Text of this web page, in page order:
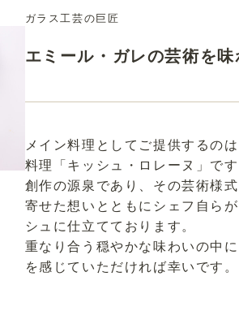
ガラス工芸の巨匠
エミール・ガレの芸術を
メイン料理としてご提供するの
料理「キッシュ・ロレーヌ」で
創作の源泉であり、その芸術様
寄せた想いとともにシェフ自ら
シュに仕立てております。
重なり合う穏やかな味わいの中
を感じていただければ幸いです。